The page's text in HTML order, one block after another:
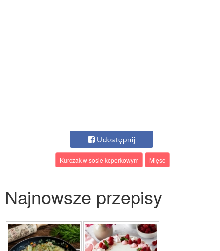
Udostępnij
Kurczak w sosie koperkowym Mięso
Najnowsze przepisy